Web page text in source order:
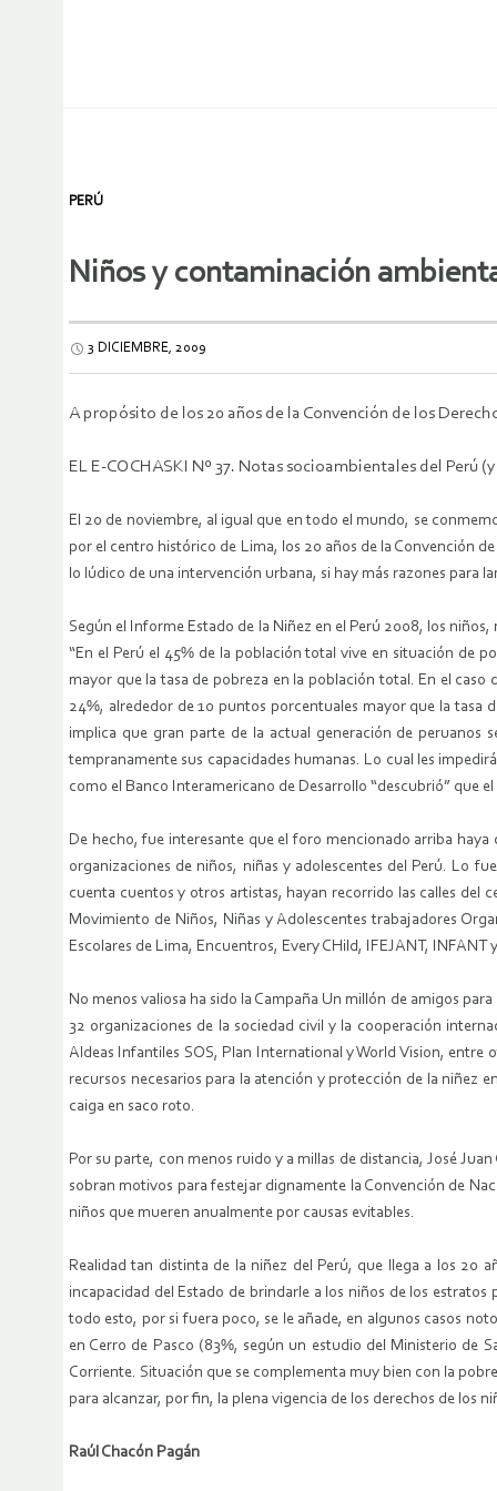
PERÚ
Niños y contaminación
3 DICIEMBRE, 2009
A propósito de los 20 años de la Convención de los
EL E-COCHASKI Nº 37. Notas socioambientales del Perú
El 20 de noviembre, al igual que en todo el mundo, se
por el centro histórico de Lima, los 20 años de la Convención
lo lúdico de una intervención urbana, si hay más razones para
Según el Informe Estado de la Niñez en el Perú 2008, los
“En el Perú el 45% de la población total vive en situación de
mayor que la tasa de pobreza en la población total. En el caso
24%, alrededor de 10 puntos porcentuales mayor que la tasa
implica que gran parte de la actual generación de peruanos
tempranamente sus capacidades humanas. Lo cual les
como el Banco Interamericano de Desarrollo “descubrió” que
De hecho, fue interesante que el foro mencionado arriba
organizaciones de niños, niñas y adolescentes del Perú. Lo
cuenta cuentos y otros artistas, hayan recorrido las calles del
Movimiento de Niños, Niñas y Adolescentes trabajadores
Escolares de Lima, Encuentros, Every CHild, IFEJANT, INFANT
No menos valiosa ha sido la Campaña Un millón de amigos
32 organizaciones de la sociedad civil y la cooperación
Aldeas Infantiles SOS, Plan International y World Vision, entre
recursos necesarios para la atención y protección de la niñez
caiga en saco roto.
Por su parte, con menos ruido y a millas de distancia, José
sobran motivos para festejar dignamente la Convención de
niños que mueren anualmente por causas evitables.
Realidad tan distinta de la niñez del Perú, que llega a los 20
incapacidad del Estado de brindarle a los niños de los
todo esto, por si fuera poco, se le añade, en algunos casos
en Cerro de Pasco (83%, según un estudio del Ministerio de
Corriente. Situación que se complementa muy bien con la
para alcanzar, por fin, la plena vigencia de los derechos de los
Raúl Chacón Pagán